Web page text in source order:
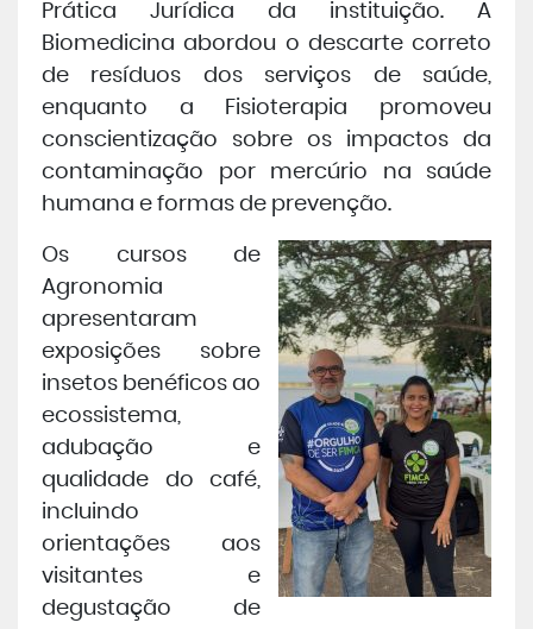
Prática Jurídica da instituição. A
Biomedicina abordou o descarte correto
de resíduos dos serviços de saúde,
enquanto a Fisioterapia promoveu
conscientização sobre os impactos da
contaminação por mercúrio na saúde
humana e formas de prevenção.
Os cursos de
Agronomia
apresentaram
exposições sobre
insetos benéficos ao
ecossistema,
adubação e
qualidade do café,
incluindo
orientações aos
visitantes e
degustação de